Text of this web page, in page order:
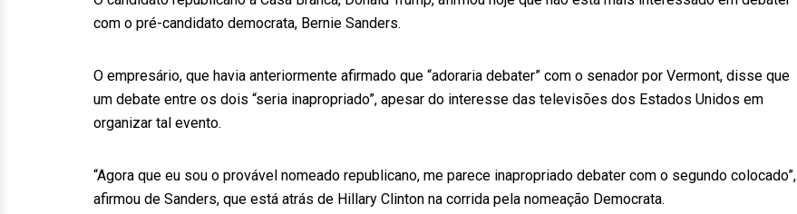
com o pré-candidato democrata, Bernie Sanders.
O empresário, que havia anteriormente afirmado que “adoraria debater” com o senador por Vermont, disse que
um debate entre os dois “seria inapropriado”, apesar do interesse das televisões dos Estados Unidos em
organizar tal evento.
“Agora que eu sou o provável nomeado republicano, me parece inapropriado debater com o segundo colocado”,
afirmou de Sanders, que está atrás de Hillary Clinton na corrida pela nomeação Democrata.